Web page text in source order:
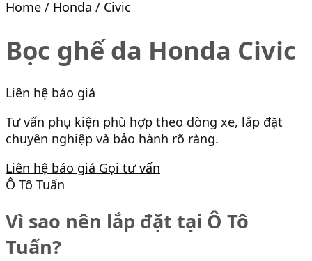
Home / Honda / Civic
Bọc ghế da Honda Civic
Liên hệ báo giá
Tư vấn phụ kiện phù hợp theo dòng xe, lắp đặt
chuyên nghiệp và bảo hành rõ ràng.
Liên hệ báo giá Gọi tư vấn
Ô Tô Tuấn
Vì sao nên lắp đặt tại Ô Tô
Tuấn?